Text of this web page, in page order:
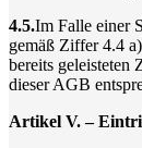
4.5.Im Falle einer
gemäß Ziffer 4.4
bereits geleisteten
dieser AGB
Artikel V. –